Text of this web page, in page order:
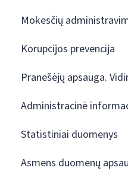
Mokesčių
Korupcijos prevencija
Pranešėjų apsauga.
Administracinė
Statistiniai duomenys
Asmens duomenų